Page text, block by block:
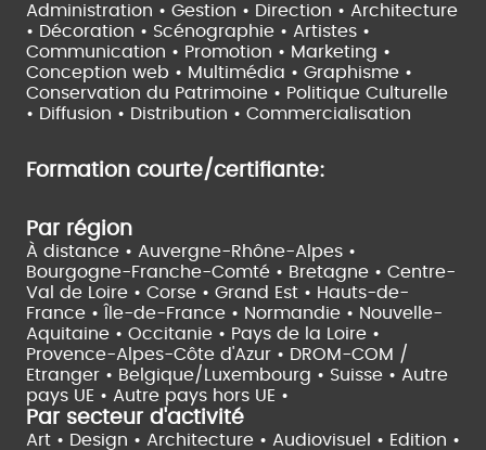
Administration • Gestion • Direction • Architecture
• Décoration • Scénographie • Artistes •
Communication • Promotion • Marketing •
Conception web • Multimédia • Graphisme •
Conservation du Patrimoine • Politique Culturelle
• Diffusion • Distribution • Commercialisation
Formation courte/certifiante:
Par région
À distance • Auvergne-Rhône-Alpes •
Bourgogne-Franche-Comté • Bretagne • Centre-
Val de Loire • Corse • Grand Est • Hauts-de-
France •
Île-de-France • Normandie • Nouvelle-
Aquitaine • Occitanie • Pays de la Loire •
Provence-Alpes-Côte d'Azur • DROM-COM /
Etranger • Belgique/Luxembourg • Suisse • Autre
pays UE • Autre pays hors UE •
Par secteur d'activité
Art • Design • Architecture • Audiovisuel • Edition •